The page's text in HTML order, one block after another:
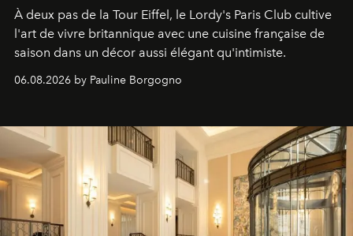
À deux pas de la Tour Eiffel, le Lordy's Paris Club cultive
l'art de vivre britannique avec une cuisine française de
saison dans un décor aussi élégant qu'intimiste.
06.08.2026 by Pauline Borgogno